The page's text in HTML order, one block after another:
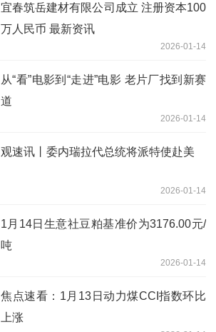
宜春筑岳建材有限公司成立 注册资本100
万人民币 最新资讯
2026-01-14
从“看”电影到“走进”电影 老片厂找到新赛
道
2026-01-14
观速讯丨委内瑞拉代总统将派特使赴美
2026-01-14
1月14日生意社豆粕基准价为3176.00元/
吨
2026-01-14
焦点速看：1月13日动力煤CCI指数环比
上涨